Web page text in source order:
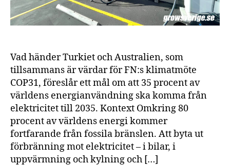
Vad händer Turkiet och Australien, som
tillsammans är värdar för FN:s klimatmöte
COP31, föreslår ett mål om att 35 procent av
världens energianvändning ska komma från
elektricitet till 2035. Kontext Omkring 80
procent av världens energi kommer
fortfarande från fossila bränslen. Att byta ut
förbränning mot elektricitet – i bilar, i
uppvärmning och kylning och […]